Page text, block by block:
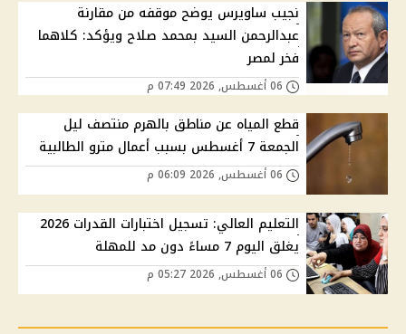
نجيب ساويرس يوضح موقفه من مقارنة
عبدالرحمن السيد بمحمد صلاح ويؤكد: كلاهما
فخر لمصر
قطع المياه عن مناطق بالهرم منتصف ليل
الجمعة 7 أغسطس بسبب أعمال مترو الطالبية
التعليم العالي: تسجيل اختبارات القدرات 2026
يغلق اليوم 7 مساءً دون مد للمهلة